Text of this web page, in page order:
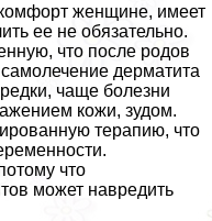
женщине, имеет
ее не обязательно.
что после родов
дерматита
чаще болезни
кожи, зудом.
терапию, что
что
может навредить